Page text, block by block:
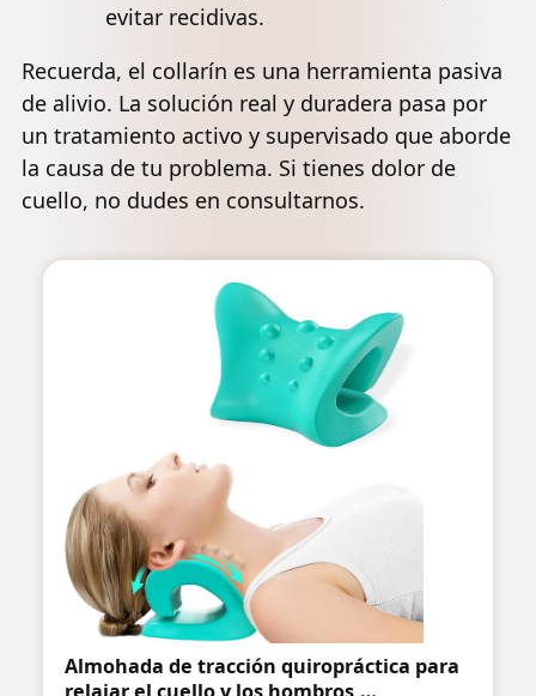
evitar recidivas.
Recuerda, el collarín es una herramienta pasiva
de alivio. La solución real y duradera pasa por
un tratamiento activo y supervisado que aborde
la causa de tu problema. Si tienes dolor de
cuello, no dudes en consultarnos.
Almohada de tracción quiropráctica para